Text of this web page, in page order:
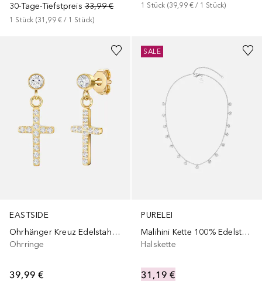
30-Tage-Tiefstpreis 33,99 €
1 Stück (31,99 € / 1 Stück)
1 Stück (39,99 € / 1 Stück)
EASTSIDE
Ohrhänger Kreuz Edelstahl Zirkonia in Gelbgold
Ohrringe
39,99 €
PURELEI
Malihini Kette 100% Edelstahl
Halskette
31,19 €
SALE